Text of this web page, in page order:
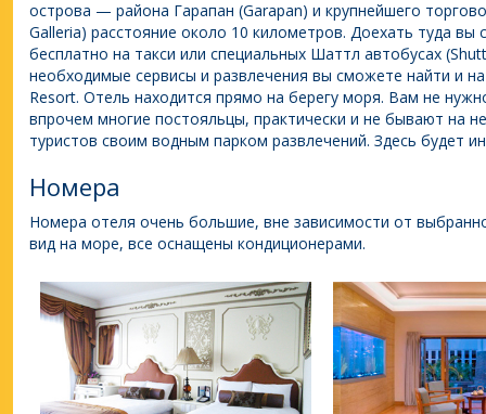
острова — района Гарапан (Garapan) и крупнейшего
Galleria) расстояние около 10 километров. Доехать туда
бесплатно на такси или специальных Шаттл автобусах
необходимые сервисы и развлечения вы сможете найти и
Resort. Отель находится прямо на берегу моря. Вам не
впрочем многие постояльцы, практически и не бывают на
туристов своим водным парком развлечений. Здесь будет
Номера
Номера отеля очень большие, вне зависимости от
вид на море, все оснащены кондиционерами.